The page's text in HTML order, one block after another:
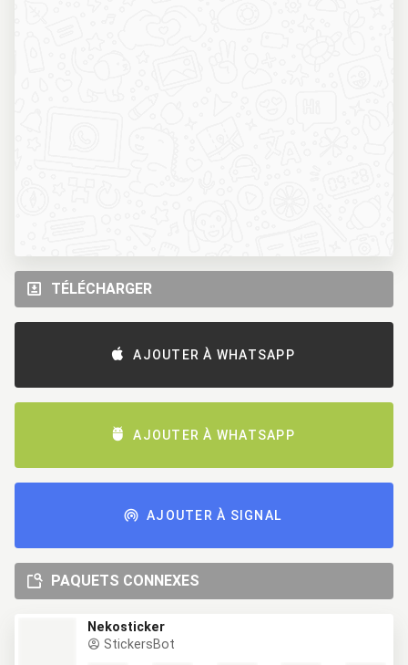
TÉLÉCHARGER
AJOUTER À WHATSAPP
AJOUTER À WHATSAPP
AJOUTER À SIGNAL
PAQUETS CONNEXES
Nekosticker
StickersBot